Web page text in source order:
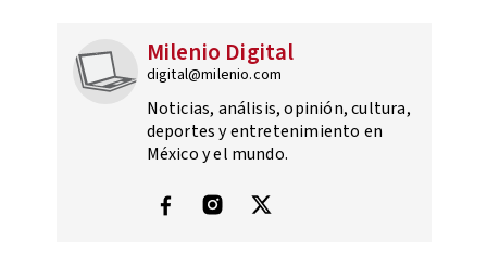
Milenio Digital
digital@milenio.com
Noticias, análisis, opinión, cultura,
deportes y entretenimiento en
México y el mundo.